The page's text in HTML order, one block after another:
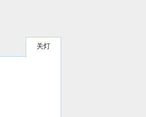
关灯